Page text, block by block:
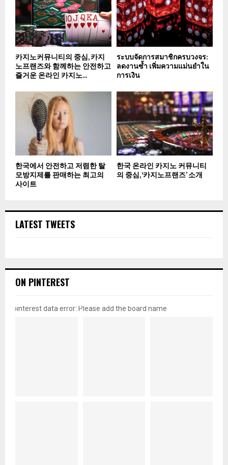
카지노커뮤니티의 중심, 카지
노프랜즈와 함께하는 안전하고
즐거운 온라인 카지노...
ระบบจัดการสมาชิกครบวงจร:
ลดงานซ้ำ เพิ่มความแม่นยำใน
การเงิน
한국에서 안전하고 저렴한 탈
모방지제를 판매하는 최고의
사이트
한국 온라인 카지노 커뮤니티
의 중심, ‘카지노프랜즈’ 소개
LATEST TWEETS
ON PINTEREST
pinterest data error: Please add the board name